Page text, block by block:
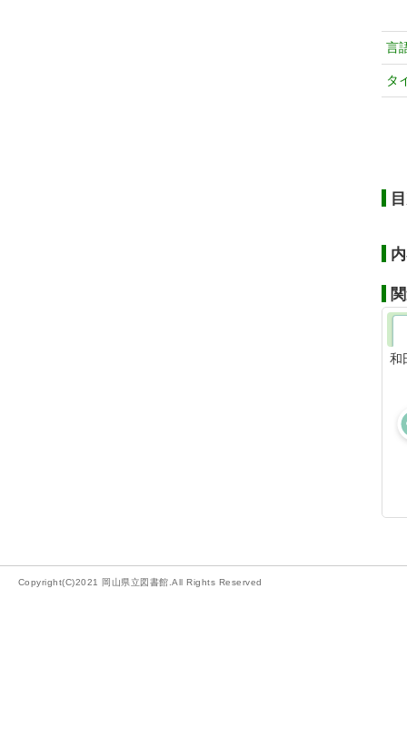
言
タ
和
Copyright(C)2021 岡山県立図書館.All Rights Reserved